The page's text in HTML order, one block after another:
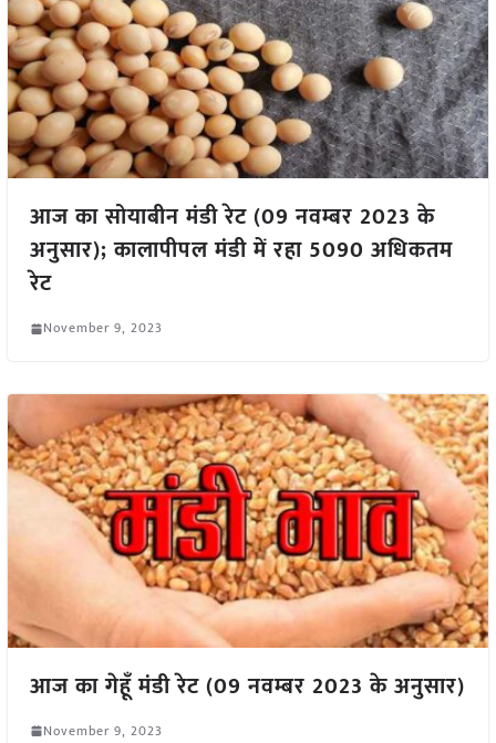
आज का सोयाबीन मंडी रेट (09 नवम्बर 2023 के
अनुसार); कालापीपल मंडी में रहा 5090 अधिकतम
रेट
November 9, 2023
आज का गेहूँ मंडी रेट (09 नवम्बर 2023 के अनुसार)
November 9, 2023